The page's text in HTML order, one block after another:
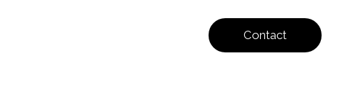
Contact